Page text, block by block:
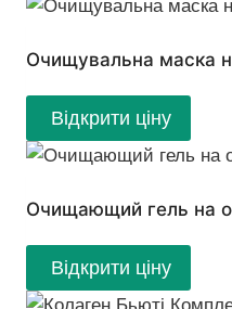
Очищувальна маска
Відкрити ціну
Очищающий гель на
Відкрити ціну